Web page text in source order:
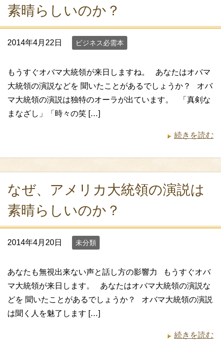
素晴らしいのか？
2014年4月22日 ビジネス必需本
もうすぐオバマ大統領が来日しますね。 あなたはオバマ
大統領の演説などを 聞いたことがあるでしょうか？ オバ
マ大統領の演説は独特のオーラが出ています。 「真剣な
まなざし」「時々の笑 […]
続きを読む
なぜ、アメリカ大統領の演説は
素晴らしいのか？
2014年4月20日 未分類
あなたも無視出来ない声と話し方の影響力 もうすぐオバ
マ大統領が来日します。 あなたはオバマ大統領の演説な
どを 聞いたことがあるでしょうか？ オバマ大統領の演説
は聞く人を魅了します […]
続きを読む